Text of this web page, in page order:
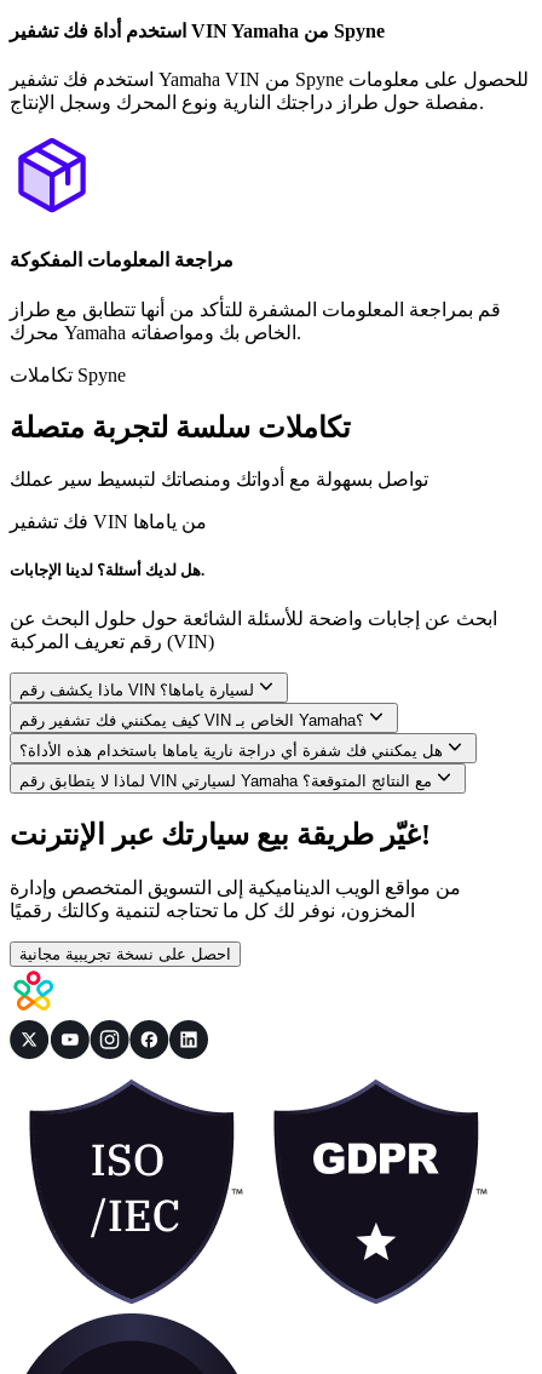
استخدم أداة فك تشفير VIN Yamaha من Spyne
استخدم فك تشفير Yamaha VIN من Spyne للحصول على معلومات
مفصلة حول طراز دراجتك النارية ونوع المحرك وسجل الإنتاج.
مراجعة المعلومات المفكوكة
قم بمراجعة المعلومات المشفرة للتأكد من أنها تتطابق مع طراز
محرك Yamaha الخاص بك ومواصفاته.
تكاملات Spyne
تكاملات سلسة لتجربة متصلة
تواصل بسهولة مع أدواتك ومنصاتك لتبسيط سير عملك
فك تشفير VIN من ياماها
هل لديك أسئلة؟ لدينا الإجابات.
ابحث عن إجابات واضحة للأسئلة الشائعة حول حلول البحث عن
رقم تعريف المركبة (VIN)
ماذا يكشف رقم VIN لسيارة ياماها؟
كيف يمكنني فك تشفير رقم VIN الخاص بـ Yamaha؟
هل يمكنني فك شفرة أي دراجة نارية ياماها باستخدام هذه الأداة؟
لماذا لا يتطابق رقم VIN لسيارتي Yamaha مع النتائج المتوقعة؟
غيّر طريقة بيع سيارتك عبر الإنترنت!
من مواقع الويب الديناميكية إلى التسويق المتخصص وإدارة
المخزون، نوفر لك كل ما تحتاجه لتنمية وكالتك رقميًا
احصل على نسخة تجريبية مجانية